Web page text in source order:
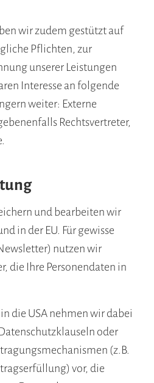
wir zudem gestützt auf
Pflichten, zur
unserer Leistungen
Interesse an folgende
weiter: Externe
Rechtsvertreter,
und bearbeiten wir
in der EU. Für gewisse
nutzen wir
die Ihre Personendaten in
die USA nehmen wir dabei
oder
(z.B.
vor, die